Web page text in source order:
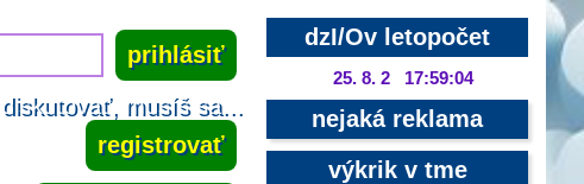
musíš sa...
registrovať
dzI/Ov letopočet
25. 8. 2 17:59:04
nejaká reklama
výkrik v tme